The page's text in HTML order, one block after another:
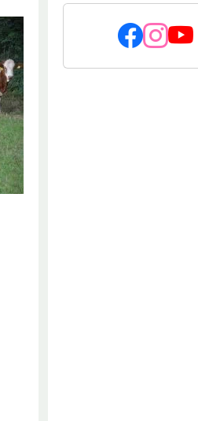
HessenRohstoffe (HeRo)
Dillenburg
Fachschulen
Eichhof